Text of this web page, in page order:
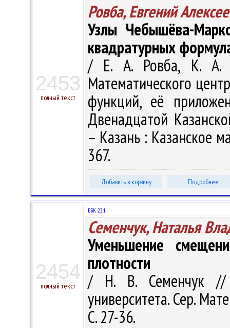
2453
полный текст
Ровба, Евгений
Узлы Чебышёва-
квадратурных
/ Е. А. Ровба, К. А.
Математического
функций, её
Двенадцатой
– Казань : Казанское
367.
Добавить в корзину Подробнее
2454
полный текст
ББК 22.1
Семенчук, Наталья
Уменьшение
плотности
/ Н. В. Семенчук //
университета. Сер.
С. 27-36.